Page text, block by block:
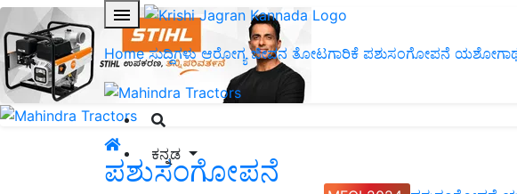
Home ಸುದ್ದಿಗಳು ಆರೋಗ್ಯ ಜೀವನ ತೋಟಗಾರಿಕೆ ಪಶುಸಂಗೋಪನೆ
ಕನ್ನಡ
ಪಶುಸಂಗೋಪನೆ